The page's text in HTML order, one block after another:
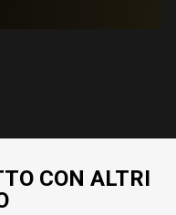
CON ALTRI